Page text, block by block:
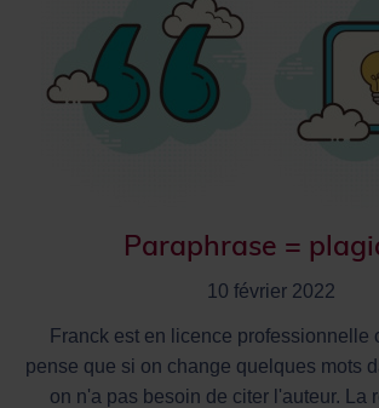
Paraphrase =
10 février 2022
Franck est en licence professionnelle
pense que si on change quelques mots
on n'a pas besoin de citer l'auteur. La